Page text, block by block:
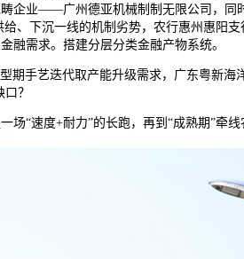
企业——广州德亚机械制制无限公司，同
、下沉一线的机制劣势，农行惠州惠阳
融需求。搭建分层分类金融产物系统。
手艺迭代取产能升级需求，广东粤新海
？
“速度+耐力”的长跑，再到“成熟期”牵线